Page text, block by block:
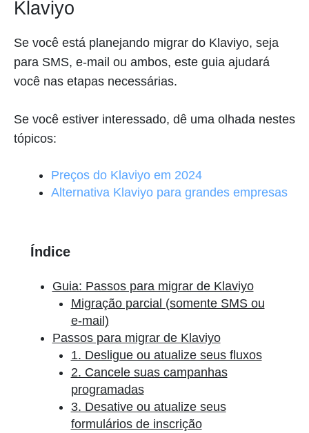
Klaviyo
Se você está planejando migrar do Klaviyo, seja
para SMS, e-mail ou ambos, este guia ajudará
você nas etapas necessárias.
Se você estiver interessado, dê uma olhada nestes
tópicos:
Preços do Klaviyo em 2024
Alternativa Klaviyo para grandes empresas
Índice
Guia: Passos para migrar de Klaviyo
Migração parcial (somente SMS ou
e-mail)
Passos para migrar de Klaviyo
1. Desligue ou atualize seus fluxos
2. Cancele suas campanhas
programadas
3. Desative ou atualize seus
formulários de inscrição